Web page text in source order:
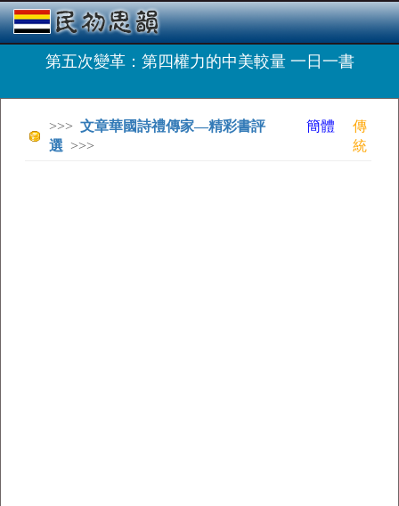
第五次變革：第四權力的中美較量 一日一書
>>> 文章華國詩禮傳家—精彩書評
選 >>>
簡體
傳
統